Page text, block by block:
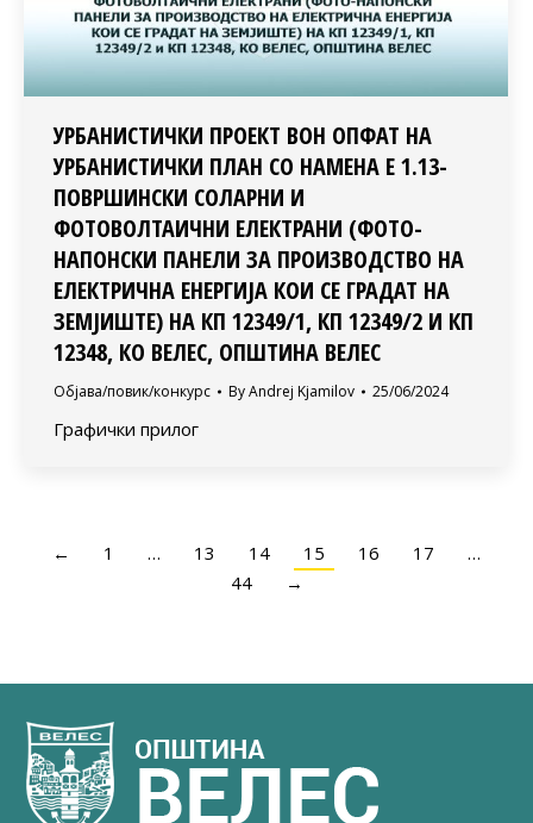
УРБАНИСТИЧКИ ПРОЕКТ ВОН ОПФАТ НА
УРБАНИСТИЧКИ ПЛАН СО НАМЕНА Е 1.13-
ПОВРШИНСКИ СОЛАРНИ И
ФОТОВОЛТАИЧНИ ЕЛЕКТРАНИ (ФОТО-
НАПОНСКИ ПАНЕЛИ ЗА ПРОИЗВОДСТВО НА
ЕЛЕКТРИЧНА ЕНЕРГИЈА КОИ СЕ ГРАДАТ НА
ЗЕМЈИШТЕ) НА КП 12349/1, КП 12349/2 И КП
12348, КО ВЕЛЕС, ОПШТИНА ВЕЛЕС
Објава/повик/конкурс ByAndrej Kjamilov 25/06/2024
Графички прилог
← 1 … 13 14 15 16 17
…
44
→